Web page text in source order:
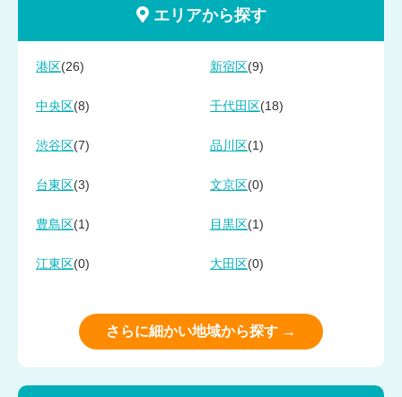
エリアから探す
港区 (26) 新宿区 (9)
中央区 (8) 千代田区 (18)
渋谷区 (7) 品川区 (1)
台東区 (3) 文京区 (0)
豊島区 (1) 目黒区 (1)
江東区 (0) 大田区 (0)
さらに細かい地域から探す →